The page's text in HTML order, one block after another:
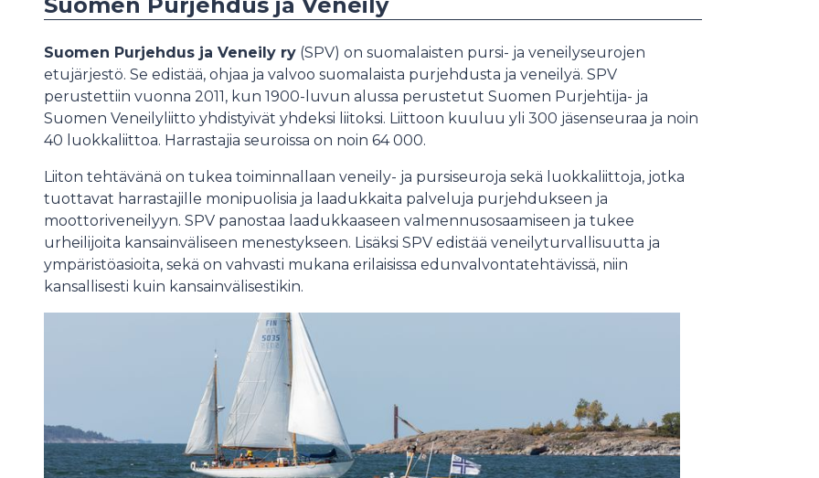
Suomen Purjehdus ja Veneily ry (SPV) on suomalaisten pursi- ja veneilyseurojen
etujärjestö. Se edistää, ohjaa ja valvoo suomalaista purjehdusta ja veneilyä. SPV
perustettiin vuonna 2011, kun 1900-luvun alussa perustetut Suomen Purjehtija- ja
Suomen Veneilyliitto yhdistyivät yhdeksi liitoksi. Liittoon kuuluu yli 300 jäsenseuraa ja noin
40 luokkaliittoa. Harrastajia seuroissa on noin 64 000.
Liiton tehtävänä on tukea toiminnallaan veneily- ja pursiseuroja sekä luokkaliittoja, jotka
tuottavat harrastajille monipuolisia ja laadukkaita palveluja purjehdukseen ja
moottoriveneilyyn. SPV panostaa laadukkaaseen valmennusosaamiseen ja tukee
urheilijoita kansainväliseen menestykseen. Lisäksi SPV edistää veneilyturvallisuutta ja
ympäristöasioita, sekä on vahvasti mukana erilaisissa edunvalvontatehtävissä, niin
kansallisesti kuin kansainvälisestikin.